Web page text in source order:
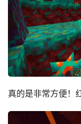
真的是非常方便！